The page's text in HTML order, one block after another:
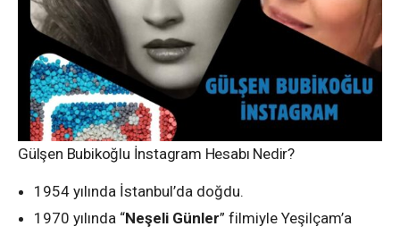
Gülşen Bubikoğlu İnstagram Hesabı Nedir?
1954 yılında İstanbul’da doğdu.
1970 yılında “Neşeli Günler” filmiyle Yeşilçam’a